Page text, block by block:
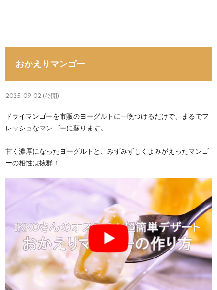
おかえりマンゴー
2025-09-02 (公開)
ドライマンゴーを市販のヨーグルトに一晩つけるだけで、まるでフ
レッシュなマンゴーに蘇ります。
甘く濃厚になったヨーグルトと、みずみずしくよみがえったマンゴ
ーの相性は抜群！